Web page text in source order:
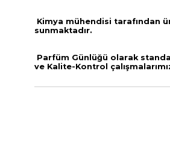
Kimya mühendisi tarafından
sunmaktadır.
Parfüm Günlüğü olarak
ve Kalite-Kontrol